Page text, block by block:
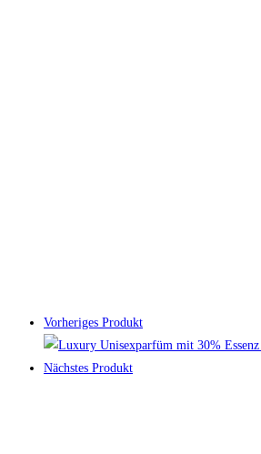
Vorheriges Produkt
Nächstes Produkt